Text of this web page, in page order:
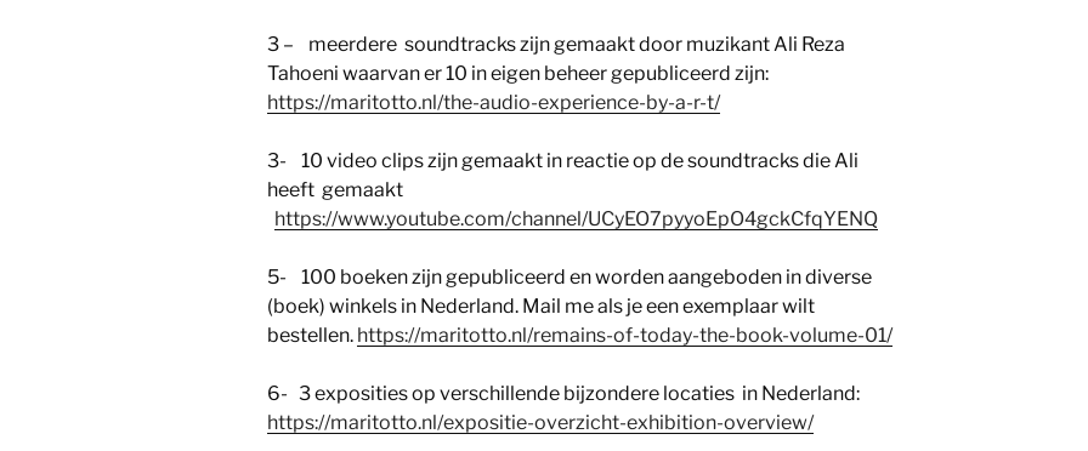
3 – meerdere soundtracks zijn gemaakt door muzikant Ali Reza
Tahoeni waarvan er 10 in eigen beheer gepubliceerd zijn:
https://maritotto.nl/the-audio-experience-by-a-r-t/
3- 10 video clips zijn gemaakt in reactie op de soundtracks die Ali
heeft gemaakt
https://www.youtube.com/channel/UCyEO7pyyoEpO4gckCfqYENQ
5- 100 boeken zijn gepubliceerd en worden aangeboden in diverse
(boek) winkels in Nederland. Mail me als je een exemplaar wilt
bestellen. https://maritotto.nl/remains-of-today-the-book-volume-01/
6- 3 exposities op verschillende bijzondere locaties in Nederland:
https://maritotto.nl/expositie-overzicht-exhibition-overview/